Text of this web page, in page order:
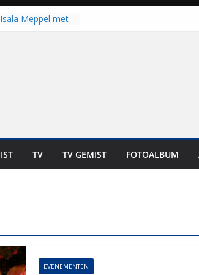
Meppel met
niet in geld uit te
TV TV GEMIST FOTOALBUM
EVENEMENTEN